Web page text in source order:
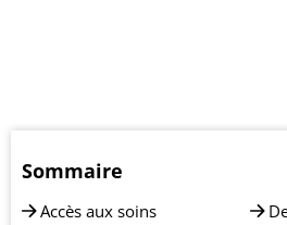
Sommaire
Accès aux soins